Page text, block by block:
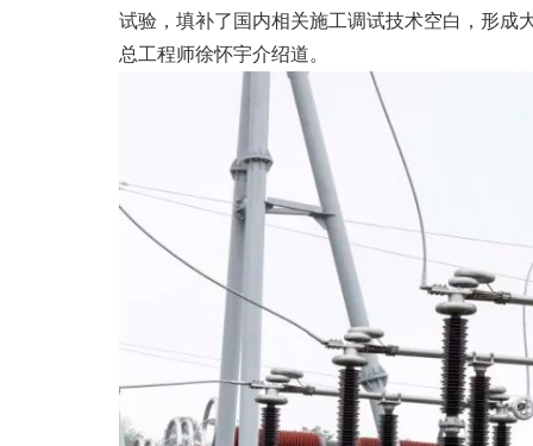
试验，填补了国内相关施工调试技术空白，形成
总工程师徐怀宇介绍道。